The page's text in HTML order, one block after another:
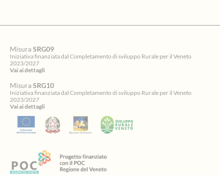
MisuraSRG09
Iniziativa finanziata dal Completamento di sviluppo Rurale per il Veneto
2023/2027
Vai ai dettagli
MisuraSRG10
Iniziativa finanziata dal Completamento di sviluppo Rurale per il Veneto
2023/2027
Vai ai dettagli